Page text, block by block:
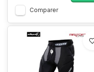
Comparer